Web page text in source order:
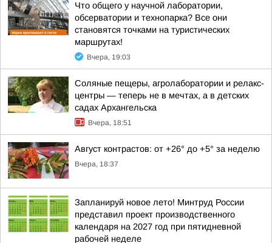
Что общего у научной лаборатории,
обсерватории и технопарка? Все они
становятся точками на туристических
маршрутах!
Вчера, 19:03
Соляные пещеры, агролаборатории и релакс-
центры — теперь не в мечтах, а в детских
садах Архангельска
Вчера, 18:51
Август контрастов: от +26° до +5° за неделю
Вчера, 18:37
Запланируй новое лето! Минтруд России
представил проект производственного
календаря на 2027 год при пятидневной
рабочей неделе